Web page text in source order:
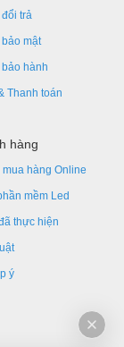
trả
mật
hành
Thanh toán
hàng
hàng Online
mềm Led
thực hiện
ý